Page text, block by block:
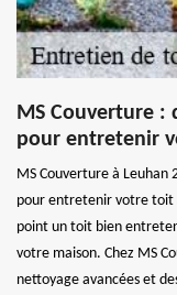
MS Couverture :
pour entretenir
MS Couverture à Leuhan
pour entretenir votre toit
point un toit bien
votre maison. Chez MS
nettoyage avancées et